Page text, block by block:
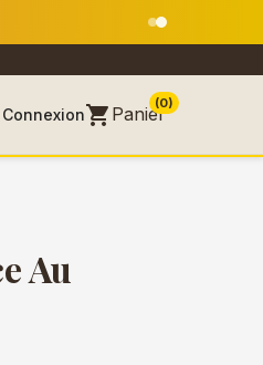
Connexionshopping_cart Panier
(0)
Au